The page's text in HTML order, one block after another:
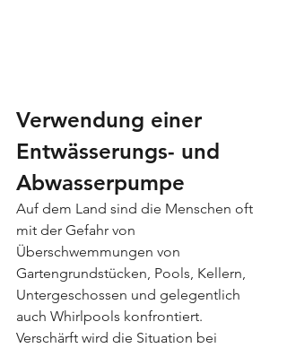
Verwendung einer
Entwässerungs- und
Abwasserpumpe
Auf dem Land sind die Menschen oft
mit der Gefahr von
Überschwemmungen von
Gartengrundstücken, Pools, Kellern,
Untergeschossen und gelegentlich
auch Whirlpools konfrontiert.
Verschärft wird die Situation bei